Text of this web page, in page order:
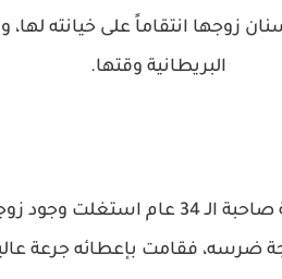
زوجها انتقاماً على خيانته
البريطانية وقتها.
وذكرت الصحيفة البريطانية أن الطبيبة
ضرسه، فقامت بإعطائه جرعة